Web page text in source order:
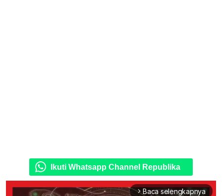
Ikuti Whatsapp Channel Republika
arrow_forward_ios Baca selengkapnya